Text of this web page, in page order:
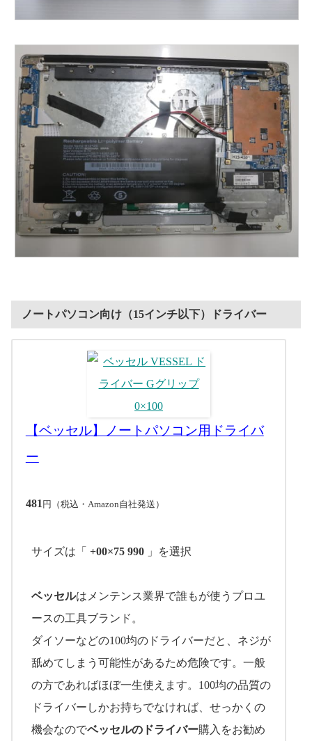
ノートパソコン向け（15インチ以下）ドライバー
【ベッセル】ノートパソコン用ドライバ
ー
481 円（税込・Amazon自社発送）
サイズは「 +00×75 990 」を選択
ベッセルはメンテンス業界で誰もが使うプロユ
ースの工具ブランド。
ダイソーなどの100均のドライバーだと、ネジが
舐めてしまう可能性があるため危険です。一般
の方であればほぼ一生使えます。100均の品質の
ドライバーしかお持ちでなければ、せっかくの
機会なのでベッセルのドライバー購入をお勧め